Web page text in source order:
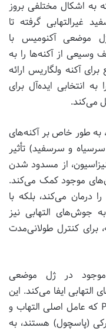
به اشکال مختلفی بروز
غیرالتهابی گرفته تا
موضعی آکنومیس با
وسیعی از آکنه‌ها را به
آکنه ولگاریس ارائه
انتخابی ایده‌آل برای
می‌کند.
به طور خاص بر آکنه‌های
و سرسفید) تأثیر
از مسدود شدن
موجود کمک می‌کند.
درمان می‌کند، بلکه با
جوش‌های التهابی نیز
برای کنترل طولانی‌مدت
موجود در ژل موضعی
ایفا می‌کند. این
ماده با از بین بردن باکتری‌های P. acnes که عامل اصلی التهاب و
(پاسچول) هستند، به